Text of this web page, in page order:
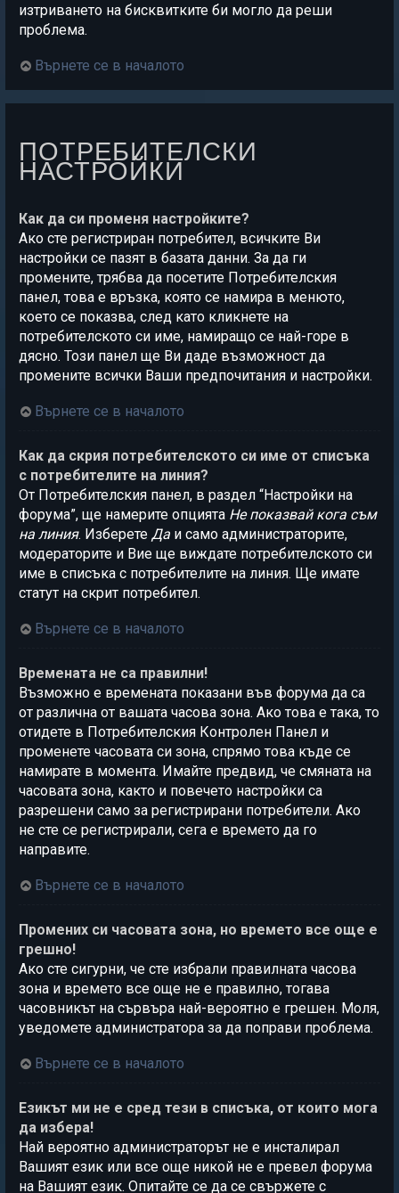
изтриването на бисквитките би могло да реши
проблема.
Върнете се в началото
ПОТРЕБИТЕЛСКИ
НАСТРОЙКИ
Как да си променя настройките?
Ако сте регистриран потребител, всичките Ви
настройки се пазят в базата данни. За да ги
промените, трябва да посетите Потребителския
панел, това е връзка, която се намира в менюто,
което се показва, след като кликнете на
потребителското си име, намиращо се най-горе в
дясно. Този панел ще Ви даде възможност да
промените всички Ваши предпочитания и настройки.
Върнете се в началото
Как да скрия потребителското си име от списъка
с потребителите на линия?
От Потребителския панел, в раздел “Настройки на
форума”, ще намерите опцията Не показвай кога съм
на линия. ИзберетеДа и само администраторите,
модераторите и Вие ще виждате потребителското си
име в списъка с потребителите на линия. Ще имате
статут на скрит потребител.
Върнете се в началото
Времената не са правилни!
Възможно е времената показани във форума да са
от различна от вашата часова зона. Ако това е така, то
отидете в Потребителския Контролен Панел и
променете часовата си зона, спрямо това къде се
намирате в момента. Имайте предвид, че смяната на
часовата зона, както и повечето настройки са
разрешени само за регистрирани потребители. Ако
не сте се регистрирали, сега е времето да го
направите.
Върнете се в началото
Промених си часовата зона, но времето все още е
грешно!
Ако сте сигурни, че сте избрали правилната часова
зона и времето все още не е правилно, тогава
часовникът на сървъра най-вероятно е грешен. Моля,
уведомете администратора за да поправи проблема.
Върнете се в началото
Езикът ми не е сред тези в списъка, от които мога
да избера!
Най вероятно администраторът не е инсталирал
Вашият език или все още никой не е превел форума
на Вашият език. Опитайте се да се свържете с